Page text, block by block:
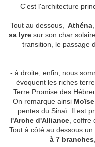
C'est l'architecture
Tout au dessous,
Athéna
sa lyre sur son char
transition, le passage
- à droite, enfin, nous
évoquent les riches
Terre Promise des
On remarque ainsi Moïse
pentes du Sinaï. Il est
l'Arche d'Alliance ,
Tout à côté au dessous
à 7 branches